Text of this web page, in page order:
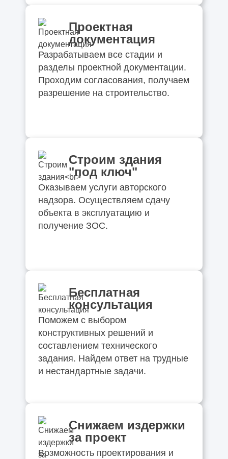
Проектная
документация
Разрабатываем все стадии и
разделы проектной документации.
Проходим согласования, получаем
разрешение на строительство.
Строим здания
"под ключ"
Оказываем услуги авторского
надзора. Осуществляем сдачу
объекта в эксплуатацию и
получение ЗОС.
Бесплатная
консультация
Поможем с выбором
конструктивных решений и
составлением технического
задания. Найдем ответ на трудные
и нестандартные задачи.
Снижаем издержки
за проект
Возможность проектирования и